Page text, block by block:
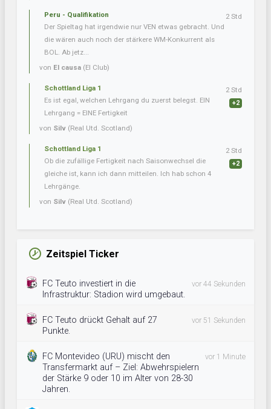
Peru - Qualifikation
Der Spieltag hat irgendwie nur VEN etwas gebracht. Und
die wären auch noch der stärkere WM-Konkurrent als
BOL. Ab jetz...
von El causa (El Club)
2 Std
Schottland Liga 1
Es ist egal, welchen Lehrgang du zuerst belegst. EIN
Lehrgang = EINE Fertigkeit
von Silv (Real Utd. Scotland)
2 Std
+2
Schottland Liga 1
Ob die zufällige Fertigkeit nach Saisonwechsel die
gleiche ist, kann ich dann mitteilen. Ich hab schon 4
Lehrgänge.
von Silv (Real Utd. Scotland)
2 Std
+2
Zeitspiel Ticker
FC Teuto investiert in die
Infrastruktur: Stadion wird umgebaut.
vor 44 Sekunden
FC Teuto drückt Gehalt auf 27
Punkte.
vor 51 Sekunden
FC Montevideo (URU) mischt den
Transfermarkt auf – Ziel: Abwehrspielern
der Stärke 9 oder 10 im Alter von 28-30
Jahren.
vor 1 Minute